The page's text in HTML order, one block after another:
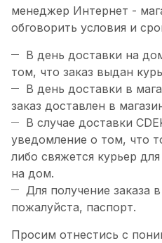
менеджер Интернет -
обговорить условия и
В день доставки на
том, что заказ выдан
В день доставки в
заказ доставлен в
В случае доставки
уведомление о том, что
либо свяжется курьер
на дом.
Для получение заказа
пожалуйста, паспорт.
Просим отнестись с